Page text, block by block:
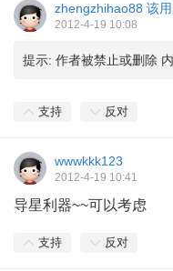
zhengzhihao88 该
2012-4-19 10:08
提示: 作者被禁止或删除
支持 反对
wwwkkk123
2012-4-19 10:41
导星利器~~可以考虑
支持 反对